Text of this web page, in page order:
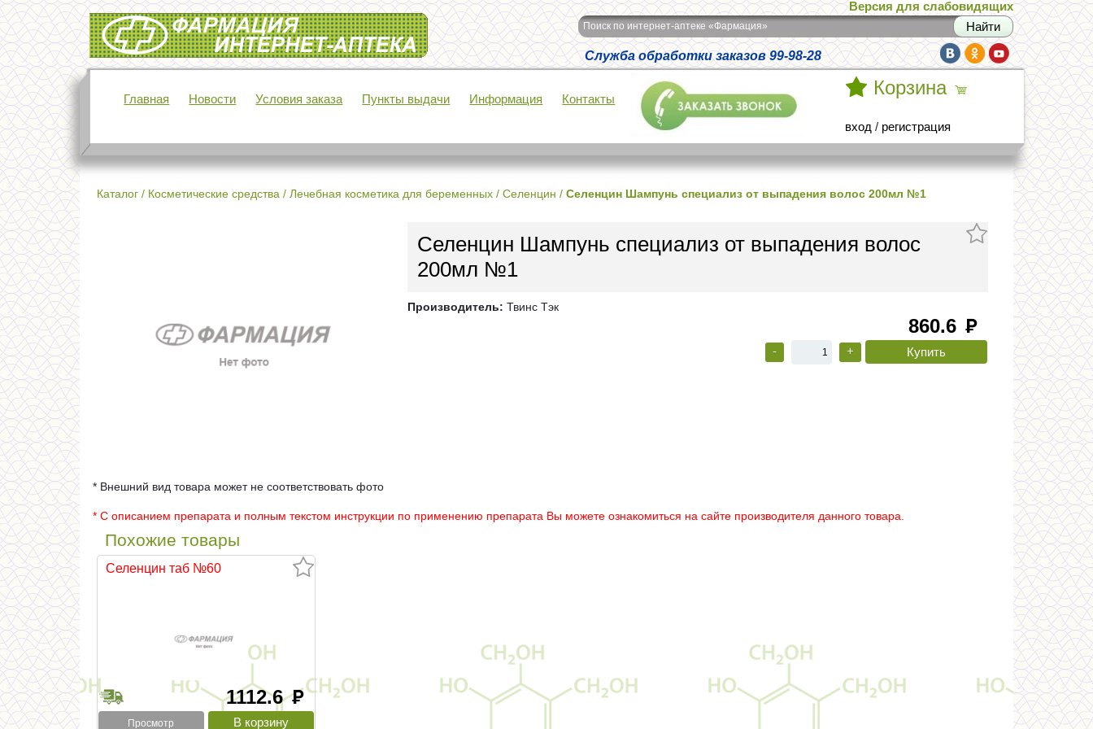
Интернет-аптека Фармация
Версия для слабовидящих
Поиск по интернет-аптеке «Фармация»
Служба обработки заказов 99-98-28
Главная Новости Условия заказа Пункты выдачи Информация Контакты
Корзина
вход / регистрация
Каталог / Косметические средства / Лечебная косметика для беременных / Селенцин / Селенцин Шампунь специализ от выпадения волос 200мл №1
Селенцин Шампунь специализ от выпадения волос
200мл №1
Производитель: Твинс Тэк
860.6 руб
- +
* Внешний вид товара может не соответствовать фото
* С описанием препарата и полным текстом инструкции по применению препарата Вы можете ознакомиться на сайте производителя данного товара.
Похожие товары
Селенцин таб №60
1112.6руб
Просмотр